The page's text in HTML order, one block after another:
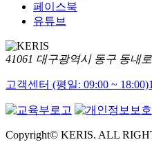
페이스북
유튜브
41061 대구광역시 동구 동내
고객센터 (평일: 09:00 ~ 18:00)
Copyright© KERIS. ALL